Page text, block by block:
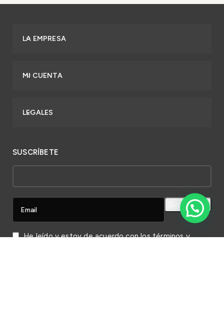
LA EMPRESA
MI CUENTA
LEGALES
SUSCRÍBETE
He leído y estoy de acuerdo con lostérminos y